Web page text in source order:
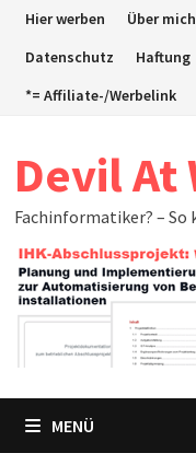
ZumHier werben Über mich
Datenschutz
Haftung
*= Affiliate-/Werbelink
Devil At
Fachinformatiker? –
MENÜ